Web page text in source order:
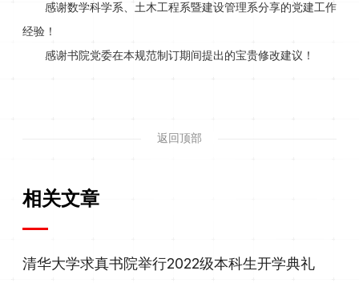
感谢数学科学系、土木工程系暨建设管理系分享的党建工作
经验！
感谢书院党委在本规范制订期间提出的宝贵修改建议！
返回顶部
相关文章
清华大学求真书院举行2022级本科生开学典礼